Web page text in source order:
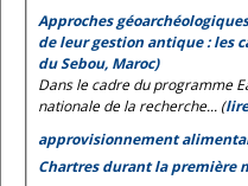
Approches
de leur gestion antique : les
du Sebou, Maroc)
Dans le cadre du programme
nationale de la recherche... (
approvisionnement
Chartres durant la première